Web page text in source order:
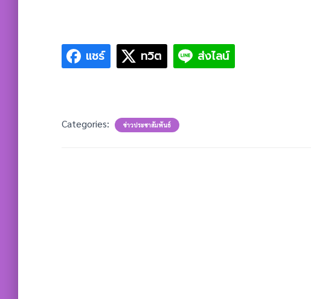
แชร์ ทวิต ส่งไลน์
Categories: ข่าวประชาสัมพันธ์